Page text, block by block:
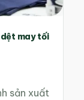
dệt may tối
sản xuất